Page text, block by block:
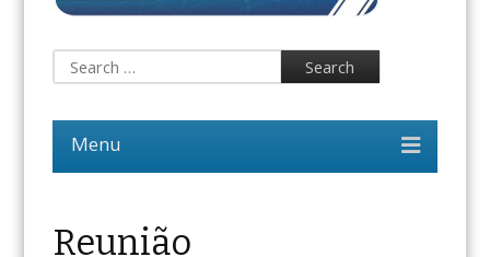
Reunião